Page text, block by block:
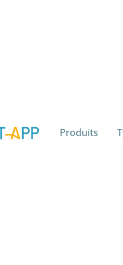
Produits